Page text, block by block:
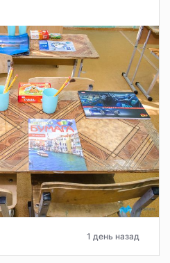
1 день назад